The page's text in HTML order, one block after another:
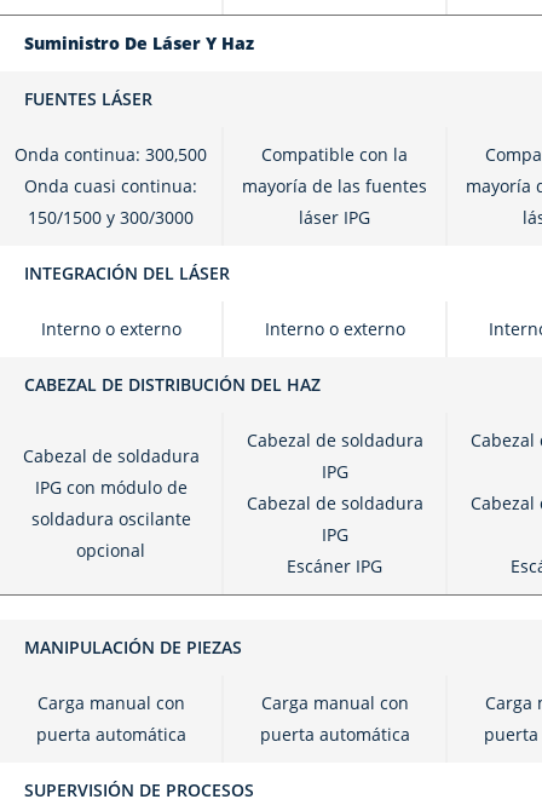
Suministro De Láser Y Haz
FUENTES LÁSER
Onda continua: 300,500
Onda cuasi continua:
150/1500 y 300/3000
Compatible con la
mayoría de las fuentes
láser IPG
mayoría
INTEGRACIÓN DEL LÁSER
Interno o externo Interno o externo
CABEZAL DE DISTRIBUCIÓN DEL HAZ
Cabezal de soldadura
IPG con módulo de
soldadura oscilante
opcional
Cabezal de soldadura
IPG
Cabezal de soldadura
IPG
Escáner IPG
MANIPULACIÓN DE PIEZAS
Carga manual con
puerta automática
Carga manual con
puerta automática
Carga
SUPERVISIÓN DE PROCESOS